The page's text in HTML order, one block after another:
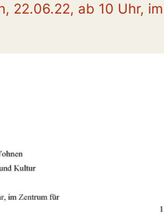
22.06.22, ab 10 Uhr,